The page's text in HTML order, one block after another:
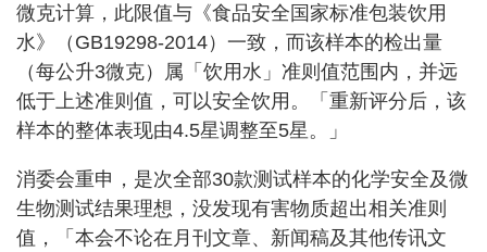
微克计算，此限值与《食品安全国家标准包装饮用
水》（GB19298-2014）一致，而该样本的检出量
（每公升3微克）属「饮用水」准则值范围内，并远
低于上述准则值，可以安全饮用。「重新评分后，该
样本的整体表现由4.5星调整至5星。」
消委会重申，是次全部30款测试样本的化学安全及微
生物测试结果理想，没发现有害物质超出相关准则
值，「本会不论在月刊文章、新闻稿及其他传讯文